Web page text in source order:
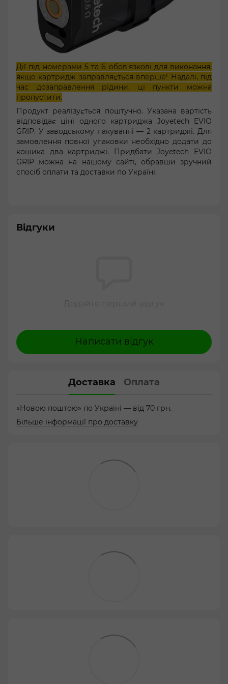
Дії під номерами 5 та 6 обов'язкові для виконання,
якщо картридж заправляється вперше! Надалі, під
час дозаправлення рідини, ці пункти можна
пропустити.
Продукт реалізується поштучно. Указана вартість
відповідає ціні одного картриджа Joyetech EVIO
GRIP. У заводському пакуванні — 2 картриджі. Для
замовлення повної упаковки необхідно додати до
кошика два картриджі. Придбати Joyetech EVIO
GRIP можна на нашому сайті, обравши зручний
спосіб оплати та доставки по Україні.
Відгуки
Написати відгук
Доставка Оплата
«Новою поштою» по Україні — від 70 грн.
Більше інформації про доставку